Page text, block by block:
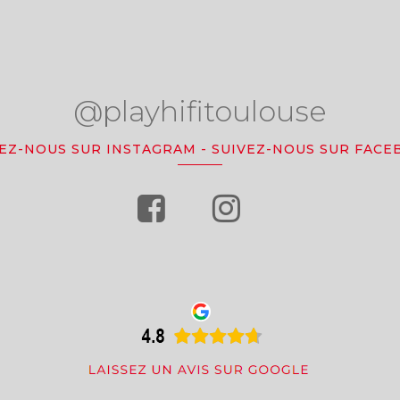
@playhifitoulouse
NOUS SUR INSTAGRAM - SUIVEZ-NOUS SUR